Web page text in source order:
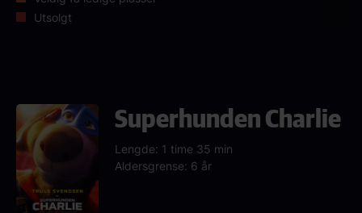
Utsolgt
Superhunden Charlie
Lengde: 1 time 35 min
Aldersgrense: 6 år